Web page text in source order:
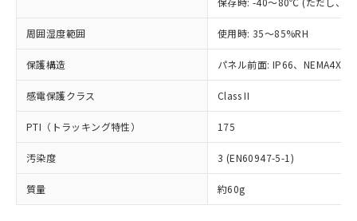
周囲湿度範囲 使用時: 35～85%RH
保護構造 パネル前面: IP66、NEMA4X,
感電保護クラス Class II
PTI（トラッキング特性） 175
汚染度 3 (EN60947-5-1)
質量 約60g
示しないようお願いします。
マイパーツ機能（部品リスト作成サー
ビス）をご利用いただくには、I-Web
メンバーズにご登録されている必要が
お客様が当ウェブサイト上で当社にご
登録された部品リストについて、当社
および当社の共同利用者が、当社の製
品・サービスに関するお客様との取
引・商談に必要な範囲で利用すること
※当社の共同利用者とは、 "個人情報
部品在庫の切り替え状況などにより、予定
月が前後することがあります。
※3 非含有証明書ダウンロード
下記の非含有証明書をダウンロードするこ
EU RoHS指令（10物質）の非含有証明書
51物質の非含有証明書（当社基準）
準値以下であることを示します。
「10」：通常の使用状況下において有害物
質が外部に漏えいし、環境に深刻な影響を
及ぼさない年数を意味します。
「－」：未確認です。当社販売部門へお問
い合わせください。
該第三者に通知します。また当社は、
販売先および販売に係わる関係者が違
法に輸出するおそれがある場合は、取
り引きをいたしません。
キャンセル
空
受注生産機種、また在庫状況の
情報を公開していない機種